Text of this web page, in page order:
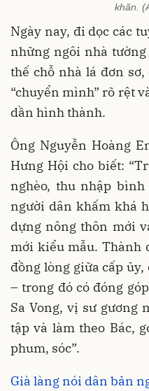
khăn.
Ngày nay, đi dọc các
những ngôi nhà
thế chỗ nhà lá đơn
“chuyển mình” rõ rệt
dần hình thành.
Ông Nguyễn Hoàng
Hưng Hội cho biết:
nghèo, thu nhập
người dân khấm khá
dựng nông thôn mới
mới kiểu mẫu. Thành
đồng lòng giữa cấp
– trong đó có đóng
Sa Vong, vị sư gương
tập và làm theo Bác,
phum, sóc”.
Già làng nói dân bản